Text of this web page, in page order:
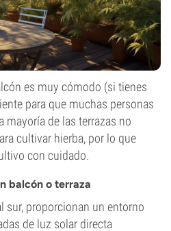
es muy cómodo (si tienes
para que muchas personas
mayoría de las terrazas no
cultivar hierba, por lo que
con cuidado.
balcón o terraza
sur, proporcionan un entorno
de luz solar directa